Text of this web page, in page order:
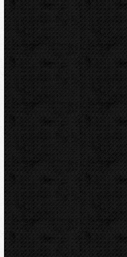
Příslušenství
Transportní boxy
Značky
BernzOmatiC
CBC
NIPO
REED
REMS